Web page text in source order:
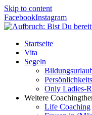
Skip to content
FacebookInstagram
Startseite
Vita
Segeln
Only Ladies-
Weitere
Life Coaching